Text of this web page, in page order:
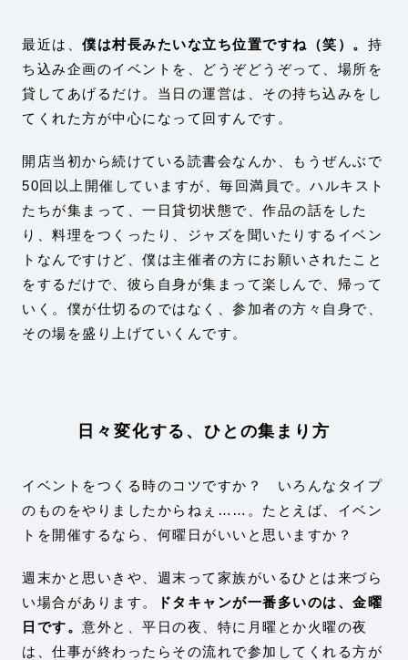
最近は、 僕は村長みたいな立ち位置ですね（笑）。 持
ち込み企画のイベントを、どうぞどうぞって、場所を
貸してあげるだけ。当日の運営は、その持ち込みをし
てくれた方が中心になって回すんです。
開店当初から続けている読書会なんか、もうぜんぶで
50回以上開催していますが、毎回満員で。ハルキスト
たちが集まって、一日貸切状態で、作品の話をした
り、料理をつくったり、ジャズを聞いたりするイベン
トなんですけど、僕は主催者の方にお願いされたこと
をするだけで、彼ら自身が集まって楽しんで、帰って
いく。僕が仕切るのではなく、参加者の方々自身で、
その場を盛り上げていくんです。
日々変化する、ひとの集まり方
イベントをつくる時のコツですか？ いろんなタイプ
のものをやりましたからねぇ……。たとえば、イベン
トを開催するなら、何曜日がいいと思いますか？
週末かと思いきや、週末って家族がいるひとは来づら
い場合があります。
ドタキャンが一番多いのは、金曜
日です。 意外と、平日の夜、特に月曜とか火曜の夜
は、仕事が終わったらその流れで参加してくれる方が